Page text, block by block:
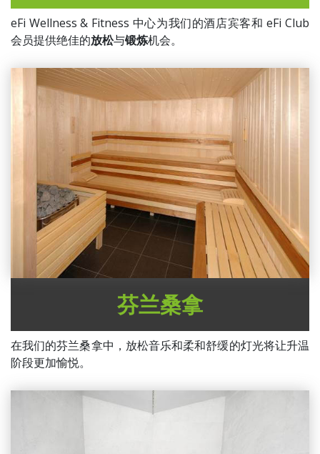
eFi Wellness & Fitness 中心为我们的酒店宾客和 eFi Club
会员提供绝佳的放松与锻炼机会。
芬兰桑拿
在我们的芬兰桑拿中，放松音乐和柔和舒缓的灯光将让升温
阶段更加愉悦。